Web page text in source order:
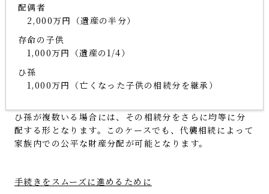
配偶者
2,000万円（遺産の半分）
存命の子供
1,000万円（遺産の1/4）
ひ孫
1,000万円（亡くなった子供の相続分を継承）
ひ孫が複数いる場合には、その相続分をさらに均等に分
配する形となります。このケースでも、代襲相続によって
家族内での公平な財産分配が可能となります。
手続きをスムーズに進めるために